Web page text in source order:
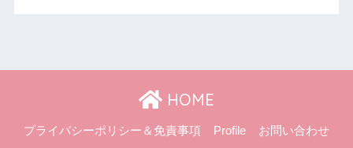
HOME
プライバシーポリシー＆免責事項 Profile お問い合わせ